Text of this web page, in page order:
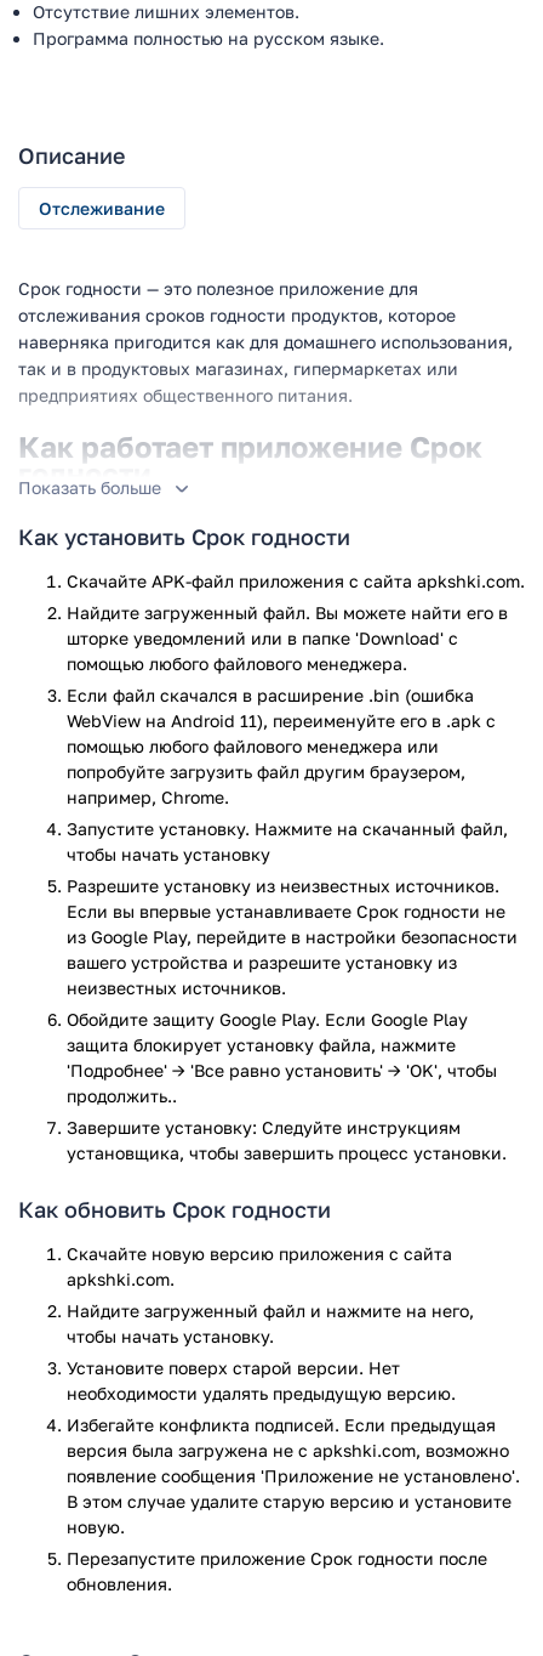
Отсутствие лишних элементов.
Программа полностью на русском языке.
Описание
Отслеживание
Срок годности — это полезное приложение для
отслеживания сроков годности продуктов, которое
наверняка пригодится как для домашнего использования,
так и в продуктовых магазинах, гипермаркетах или
предприятиях общественного питания.
Как работает приложение Срок
годности
продуктов. Эта программа будет подсчитывать и
показывать дату окончания срока годности тех или иных
продуктов, чтобы вы могли быстрее употребить, либо
выбросить их. Всё, что для этого потребуется — это указать
дату изготовления товара и срок его годности в днях или
часах. Остальное программа сделает за вас. Стоит
отметить, что интерфейс приложения не перегружен
какими-либо лишними элементами, а главное,
использовать все возможности программы можно
совершенно бесплатно.
Ключевые особенности приложения:
Выбор даты или времени изготовления на удобном
календаре.
Возможность указать срок годности в днях или
часах.
Мгновенный подсчтет даты или времени окончания
срока годности продукта.
Отображение информации о времени, когда истечел,
либо уже истек срок годности продукта.
Вся информация представлена в понятном виде, на
русском языке.
всех продуктов? Тогда скачайте на свой смартфон
Приложение Срок годности прошло проверку
антивирусом VirusTotal. В результате проверки по всем
последним сигнатурам заражения файлов не выявлено.
Показать больше
Как установить Срок годности
Скачайте APK-файл приложения с сайта apkshki.com.
Найдите загруженный файл. Вы можете найти его в
шторке уведомлений или в папке 'Download' с
помощью любого файлового менеджера.
Если файл скачался в расширение .bin (ошибка
WebView на Android 11), переименуйте его в .apk с
помощью любого файлового менеджера или
попробуйте загрузить файл другим браузером,
например, Chrome.
Запустите установку. Нажмите на скачанный файл,
чтобы начать установку
Разрешите установку из неизвестных источников.
Если вы впервые устанавливаете Срок годности не
из Google Play, перейдите в настройки безопасности
вашего устройства и разрешите установку из
неизвестных источников.
Обойдите защиту Google Play. Если Google Play
защита блокирует установку файла, нажмите
'Подробнее' → 'Все равно установить' → 'OK', чтобы
продолжить..
Завершите установку: Следуйте инструкциям
установщика, чтобы завершить процесс установки.
Как обновить Срок годности
Скачайте новую версию приложения с сайта
apkshki.com.
Найдите загруженный файл и нажмите на него,
чтобы начать установку.
Установите поверх старой версии. Нет
необходимости удалять предыдущую версию.
Избегайте конфликта подписей. Если предыдущая
версия была загружена не с apkshki.com, возможно
появление сообщения 'Приложение не установлено'.
В этом случае удалите старую версию и установите
новую.
Перезапустите приложениe Срок годности после
обновления.